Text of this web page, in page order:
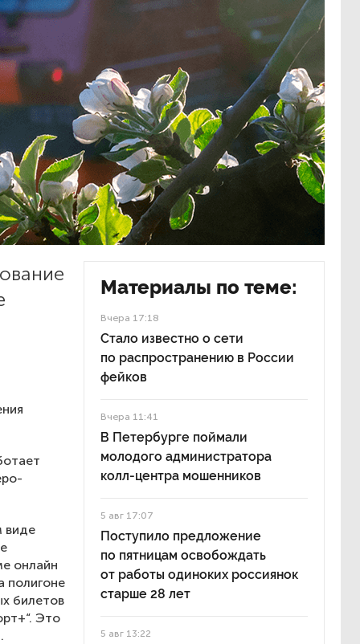
виде
онлайн
полигоне
билетов
Это
Материалы по теме:
Вчера 17:18
Стало известно о сети
по распространению в России
фейков
Вчера 11:41
В Петербурге поймали
молодого администратора
колл-центра мошенников
5 авг 17:07
Поступило предложение
по пятницам освобождать
от работы одиноких россиянок
старше 28 лет
5 авг 13:22